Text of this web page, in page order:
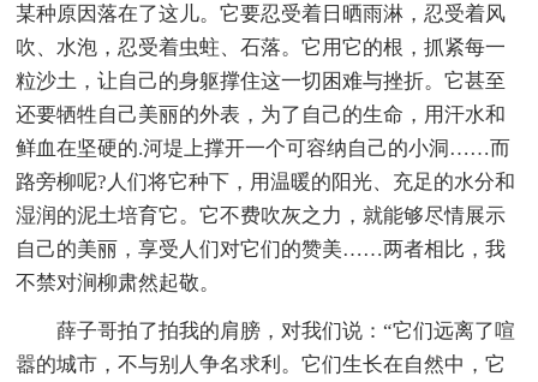
某种原因落在了这儿。它要忍受着日晒雨淋，忍受着风
吹、水泡，忍受着虫蛀、石落。它用它的根，抓紧每一
粒沙土，让自己的身躯撑住这一切困难与挫折。它甚至
还要牺牲自己美丽的外表，为了自己的生命，用汗水和
鲜血在坚硬的.河堤上撑开一个可容纳自己的小洞……而
路旁柳呢?人们将它种下，用温暖的阳光、充足的水分和
湿润的泥土培育它。它不费吹灰之力，就能够尽情展示
自己的美丽，享受人们对它们的赞美……两者相比，我
不禁对涧柳肃然起敬。
薛子哥拍了拍我的肩膀，对我们说：“它们远离了喧
嚣的城市，不与别人争名求利。它们生长在自然中，它